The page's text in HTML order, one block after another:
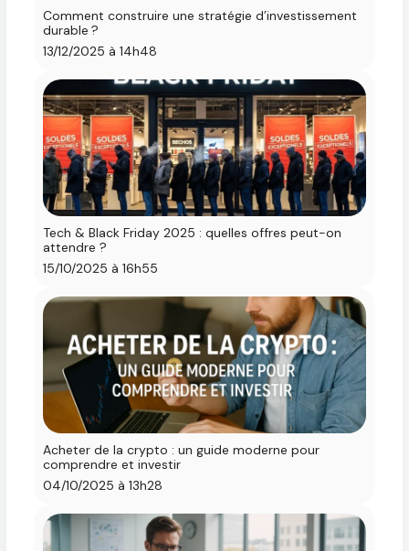
Comment construire une stratégie d’investissement
durable ?
13/12/2025 à 14h48
Tech & Black Friday 2025 : quelles offres peut-on
attendre ?
15/10/2025 à 16h55
Acheter de la crypto : un guide moderne pour
comprendre et investir
04/10/2025 à 13h28